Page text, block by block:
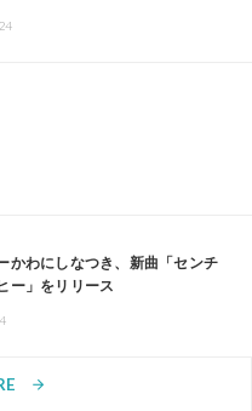
かわにしなつき、新曲「センチ
ー」をリリース
arrow_forward